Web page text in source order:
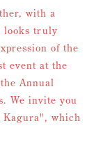
with a
looks truly
of the
event at the
Annual
We invite you
which